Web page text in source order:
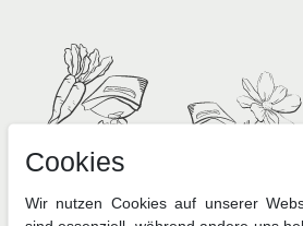
Cookies
Wir nutzen Cookies auf unserer